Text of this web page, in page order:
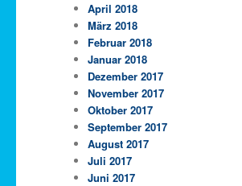
April 2018
März 2018
Februar 2018
Januar 2018
Dezember 2017
November 2017
Oktober 2017
September 2017
August 2017
Juli 2017
Juni 2017